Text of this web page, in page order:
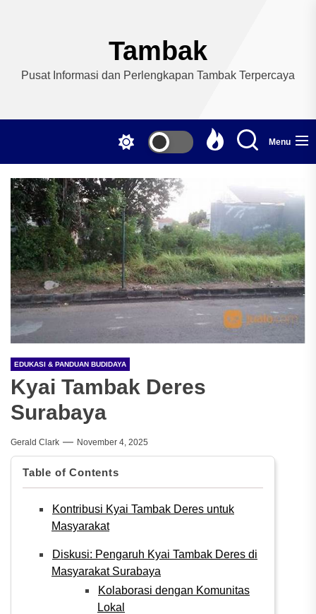
Tambak
Pusat Informasi dan Perlengkapan Tambak Terpercaya
Menu
EDUKASI & PANDUAN BUDIDAYA
Kyai Tambak Deres
Surabaya
Gerald Clark November 4, 2025
Table of Contents
Kontribusi Kyai Tambak Deres untuk
Masyarakat
Diskusi: Pengaruh Kyai Tambak Deres di
Masyarakat Surabaya
Kolaborasi dengan Komunitas
Lokal